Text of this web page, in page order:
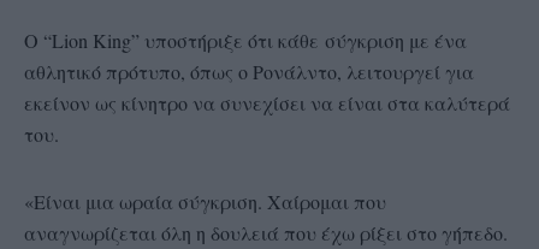
Ο “Lion King” υποστήριξε ότι κάθε σύγκριση με ένα
αθλητικό πρότυπο, όπως ο Ρονάλντο, λειτουργεί για
εκείνον ως κίνητρο να συνεχίσει να είναι στα καλύτερά
του.
«Είναι μια ωραία σύγκριση. Χαίρομαι που
αναγνωρίζεται όλη η δουλειά που έχω ρίξει στο γήπεδο.